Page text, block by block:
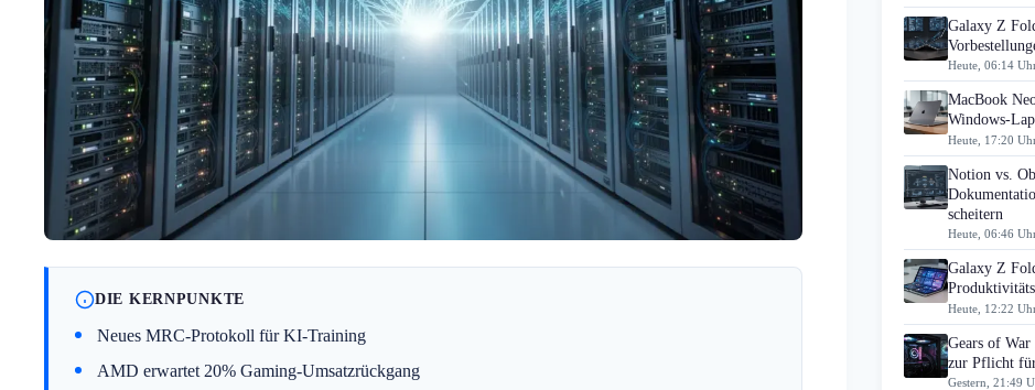
DIE KERNPUNKTE
Neues MRC-Protokoll für KI-Training
AMD erwartet 20% Gaming-Umsatzrückgang
Galaxy Z
Heute, 06:14
MacBook
Windows-
Heute, 17:20
Notion vs.
scheitern
Heute, 06:46
Galaxy Z
Heute, 12:22
Gears of
zur Pflicht
Gestern, 21:49